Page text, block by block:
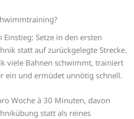
Setze in den ersten
statt auf zurückgelegte Strecke.
viele Bahnen schwimmt, trainiert
ein und ermüdet unnötig schnell.
Woche à 30 Minuten, davon
statt als reines